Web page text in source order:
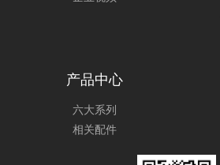
产品中心
六大系列
相关配件